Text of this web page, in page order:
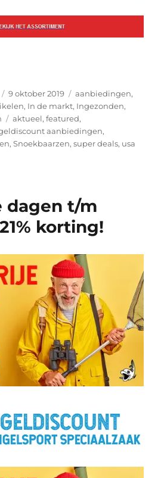
bijna al het USA Kunstaas
Geplaatst
op
9 oktober 2019 Categorieën
aanbiedingen,
, In de markt, Ingezonden,
Tags
aktueel,featured,
aanbiedingen,
,Snoekbaarzen,super deals, usa
dagen t/m
korting!